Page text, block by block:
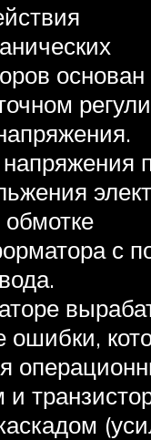
основан
обмотке
с
ошибки,
и